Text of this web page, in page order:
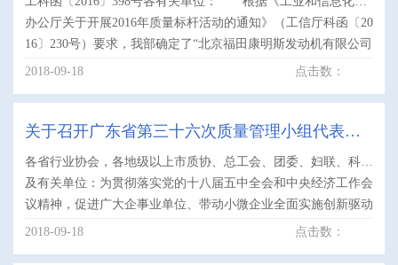
量标杆经验学习交流活动的通知
办公厅关于开展2016年质量标杆活动的通知》（工信厅科函〔20
16〕230号）要求，我部确定了“北京福田康明斯发动机有限公司
实施发动机价值流质量管理的经验”等33项典型经验为2016.....
2018-09-18 点击数：
关于召开广东省第三十六次质量管理小组代表会
议的通知
各省行业协会，各地级以上市质协、总工会、团委、妇联、科协
及有关单位：为贯彻落实党的十八届五中全会和中央经济工作会
议精神，促进广大企事业单位、带动小微企业全面实施创新驱动
发展战略，进一步总结、分享和推广一年来全省群众性质量.....
2018-09-18 点击数：